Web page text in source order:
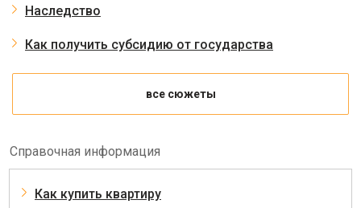
Наследство
Как получить субсидию от государства
все сюжеты
Справочная информация
Как купить квартиру